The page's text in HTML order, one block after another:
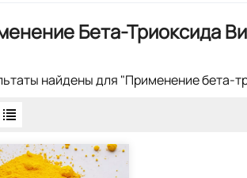
Бета-Триоксида
найдены для "Применение бета-